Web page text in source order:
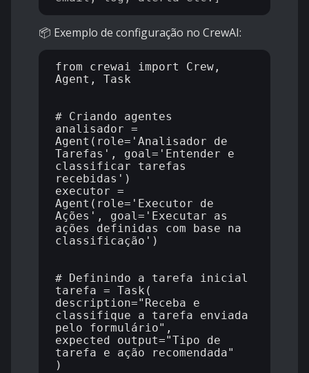
📦 Exemplo de configuração no CrewAI:
from crewai import Crew,
Agent, Task
# Criando agentes
analisador =
Agent(role='Analisador de
Tarefas', goal='Entender e
classificar tarefas
recebidas')
executor =
Agent(role='Executor de
Ações', goal='Executar as
ações definidas com base na
classificação')
# Definindo a tarefa inicial
tarefa = Task(
description="Receba e
classifique a tarefa enviada
pelo formulário",
expected_output="Tipo de
tarefa e ação recomendada"
)